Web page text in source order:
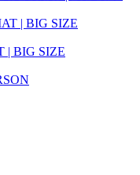
| BIG SIZE